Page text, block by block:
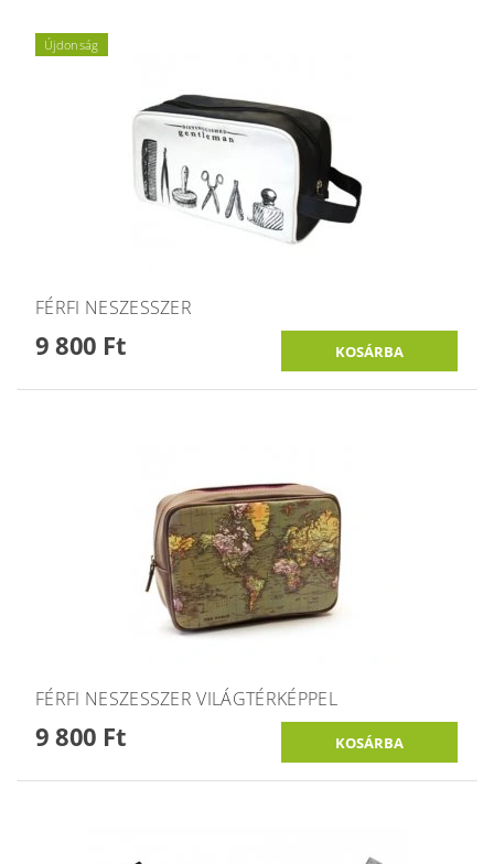
Újdonság
FÉRFI NESZESSZER
9 800 Ft
FÉRFI NESZESSZER VILÁGTÉRKÉPPEL
9 800 Ft